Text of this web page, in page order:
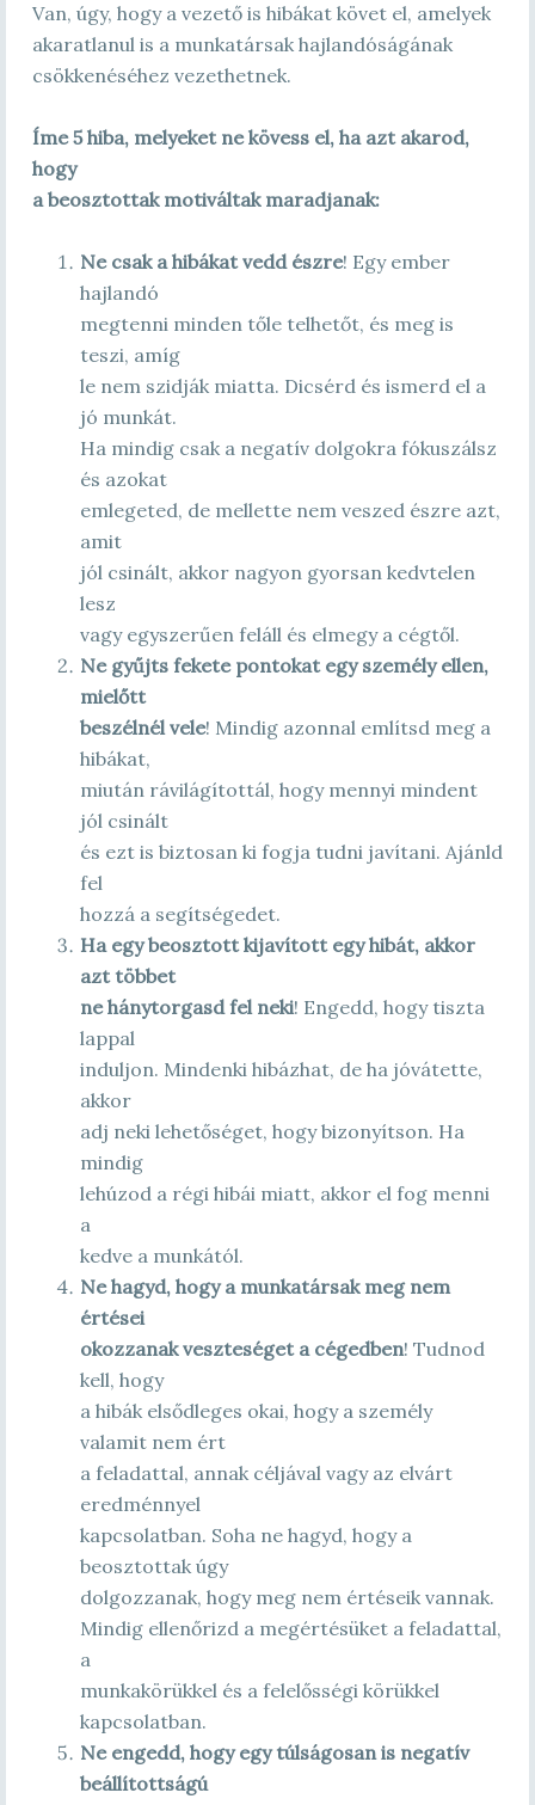
Van, úgy, hogy a vezető is hibákat követ el, amelyek
akaratlanul is a munkatársak hajlandóságának
csökkenéséhez vezethetnek.
Íme 5 hiba, melyeket ne kövess el, ha azt akarod,
hogy
a beosztottak motiváltak maradjanak:
Ne csak a hibákat vedd észre! Egy ember
hajlandó
megtenni minden tőle telhetőt, és meg is
teszi, amíg
le nem szidják miatta. Dicsérd és ismerd el a
jó munkát.
Ha mindig csak a negatív dolgokra fókuszálsz
és azokat
emlegeted, de mellette nem veszed észre azt,
amit
jól csinált, akkor nagyon gyorsan kedvtelen
lesz
vagy egyszerűen feláll és elmegy a cégtől.
Ne gyűjts fekete pontokat egy személy ellen,
mielőtt
beszélnél vele! Mindig azonnal említsd meg a
hibákat,
miután rávilágítottál, hogy mennyi mindent
jól csinált
és ezt is biztosan ki fogja tudni javítani. Ajánld
fel
hozzá a segítségedet.
Ha egy beosztott kijavított egy hibát, akkor
azt többet
ne hánytorgasd fel neki! Engedd, hogy tiszta
lappal
induljon. Mindenki hibázhat, de ha jóvátette,
akkor
adj neki lehetőséget, hogy bizonyítson. Ha
mindig
lehúzod a régi hibái miatt, akkor el fog menni
a
kedve a munkától.
Ne hagyd, hogy a munkatársak meg nem
értései
okozzanak veszteséget a cégedben! Tudnod
kell, hogy
a hibák elsődleges okai, hogy a személy
valamit nem ért
a feladattal, annak céljával vagy az elvárt
eredménnyel
kapcsolatban. Soha ne hagyd, hogy a
beosztottak úgy
dolgozzanak, hogy meg nem értéseik vannak.
Mindig ellenőrizd a megértésüket a feladattal,
a
munkakörükkel és a felelősségi körükkel
kapcsolatban.
Ne engedd, hogy egy túlságosan is negatív
beállítottságú